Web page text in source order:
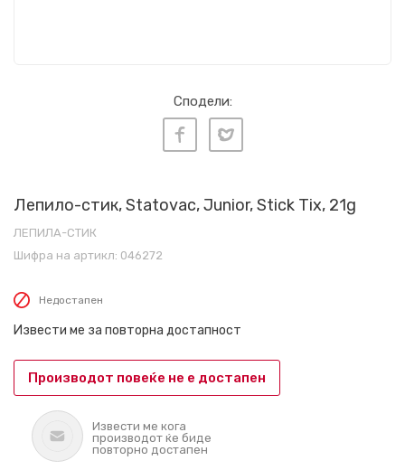
Сподели:
Лепило-стик, Statovac, Junior, Stick Tix, 21g
ЛЕПИЛА-СТИК
Шифра на артикл: 046272
Недостапен
Извести ме за повторна достапност
Производот повеќе не е достапен
Извести ме кога
производот ќе биде
повторно достапен